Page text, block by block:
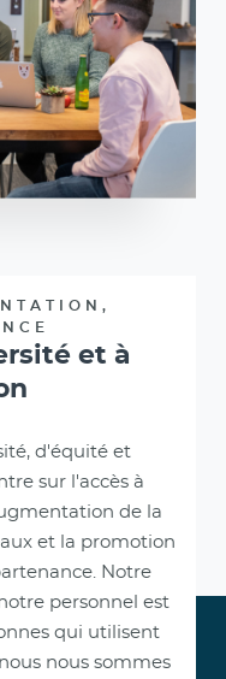
et à
d'équité et
sur l'accès à
de la
et la promotion
Notre
personnel est
qui utilisent
nous sommes